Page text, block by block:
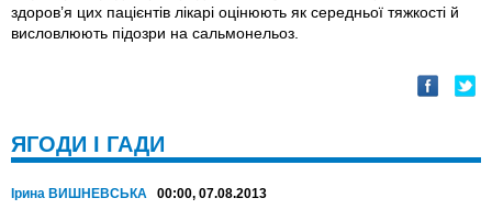
здоров’я цих пацієнтів лікарі оцінюють як середньої тяжкості й
висловлюють підозри на сальмонельоз.
ЯГОДИ І ГАДИ
Ірина ВИШНЕВСЬКА 00:00, 07.08.2013